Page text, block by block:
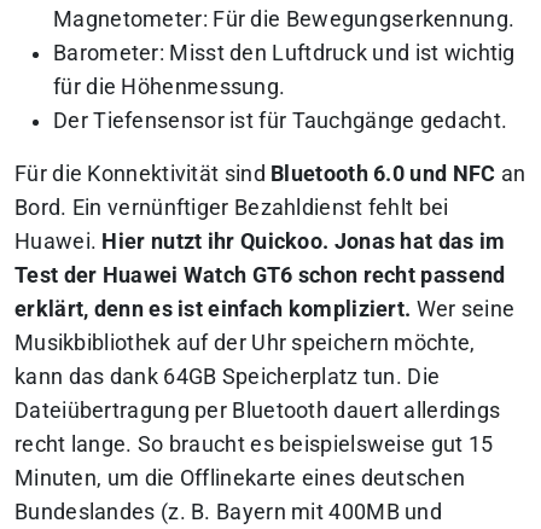
Magnetometer: Für die Bewegungserkennung.
Barometer: Misst den Luftdruck und ist wichtig
für die Höhenmessung.
Der Tiefensensor ist für Tauchgänge gedacht.
Für die Konnektivität sind Bluetooth 6.0 und NFC an
Bord. Ein vernünftiger Bezahldienst fehlt bei
Huawei. Hier nutzt ihr Quickoo. Jonas hat das im
Test der Huawei Watch GT6 schon recht passend
erklärt, denn es ist einfach kompliziert. Wer seine
Musikbibliothek auf der Uhr speichern möchte,
kann das dank 64GB Speicherplatz tun. Die
Dateiübertragung per Bluetooth dauert allerdings
recht lange. So braucht es beispielsweise gut 15
Minuten, um die Offlinekarte eines deutschen
Bundeslandes (z. B. Bayern mit 400MB und